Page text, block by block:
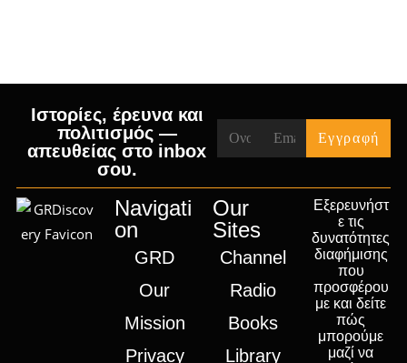
Ιστορίες, έρευνα και
πολιτισμός —
απευθείας στο inbox
σου.
Navigati
on
GRD
Our
Mission
Privacy
Our
Sites
Channel
Radio
Books
Library
Εξερευνήστ
ε τις
δυνατότητες
διαφήμισης
που
προσφέρου
με και δείτε
πώς
μπορούμε
μαζί να